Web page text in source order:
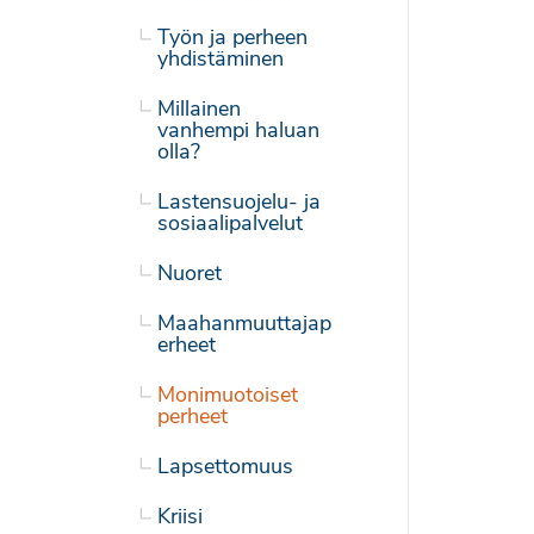
Työn ja perheen
yhdistäminen
Millainen
vanhempi haluan
olla?
Lastensuojelu- ja
sosiaalipalvelut
Nuoret
Maahanmuuttajap
erheet
Monimuotoiset
perheet
Lapsettomuus
Kriisi